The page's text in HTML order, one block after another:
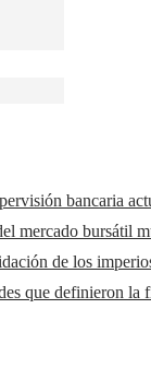
bancaria
mercado bursátil
de los
que definieron la